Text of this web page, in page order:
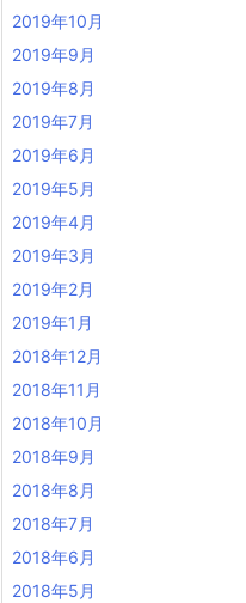
2019年10月
2019年9月
2019年8月
2019年7月
2019年6月
2019年5月
2019年4月
2019年3月
2019年2月
2019年1月
2018年12月
2018年11月
2018年10月
2018年9月
2018年8月
2018年7月
2018年6月
2018年5月